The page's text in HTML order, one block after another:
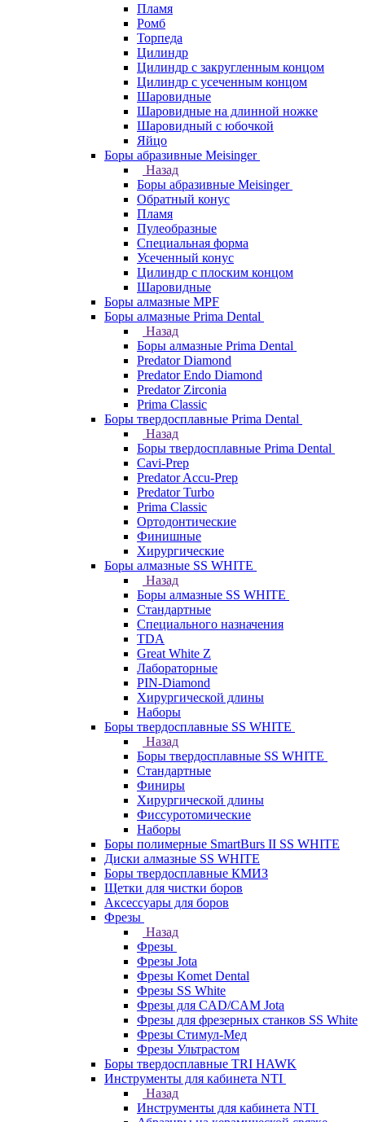
Пламя
Ромб
Торпеда
Цилиндр
Цилиндр с закругленным концом
Цилиндр с усеченным концом
Шаровидные
Шаровидные на длинной ножке
Шаровидный с юбочкой
Яйцо
Боры абразивные Meisinger
Назад
Боры абразивные Meisinger
Обратный конус
Пламя
Пулеобразные
Специальная форма
Усеченный конус
Цилиндр с плоским концом
Шаровидные
Боры алмазные MPF
Боры алмазные Prima Dental
Назад
Боры алмазные Prima Dental
Predator Diamond
Predator Endo Diamond
Predator Zirconia
Prima Classic
Боры твердосплавные Prima Dental
Назад
Боры твердосплавные Prima Dental
Cavi-Prep
Predator Accu-Prep
Predator Turbo
Prima Classic
Ортодонтические
Финишные
Хирургические
Боры алмазные SS WHITE
Назад
Боры алмазные SS WHITE
Стандартные
Специального назначения
TDA
Great White Z
Лабораторные
PIN-Diamond
Хирургической длины
Наборы
Боры твердосплавные SS WHITE
Назад
Боры твердосплавные SS WHITE
Стандартные
Финиры
Хирургической длины
Фиссуротомические
Наборы
Боры полимерные SmartBurs II SS WHITE
Диски алмазные SS WHITE
Боры твердосплавные КМИЗ
Щетки для чистки боров
Аксессуары для боров
Фрезы
Назад
Фрезы
Фрезы Jota
Фрезы Komet Dental
Фрезы SS White
Фрезы для CAD/CAM Jota
Фрезы для фрезерных станков SS White
Фрезы Стимул-Мед
Фрезы Ультрастом
Боры твердосплавные TRI HAWK
Инструменты для кабинета NTI
Назад
Инструменты для кабинета NTI